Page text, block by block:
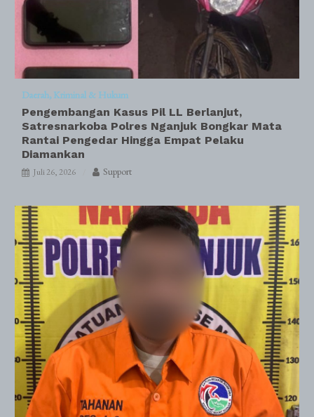
Daerah Kriminal & Hukum
Pengembangan Kasus Pil LL Berlanjut,
Satresnarkoba Polres Nganjuk Bongkar Mata
Rantai Pengedar Hingga Empat Pelaku
Diamankan
Juli 26, 2026 Support